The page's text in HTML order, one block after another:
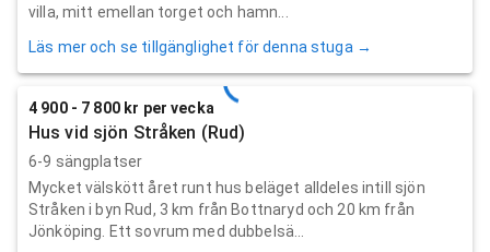
villa, mitt emellan torget och hamn...
Läs mer och se tillgänglighet för denna stuga →
4 900 - 7 800 kr per vecka
Hus vid sjön Stråken (Rud)
6-9 sängplatser
Mycket välskött året runt hus beläget alldeles intill sjön
Stråken i byn Rud, 3 km från Bottnaryd och 20 km från
Jönköping. Ett sovrum med dubbelsä...